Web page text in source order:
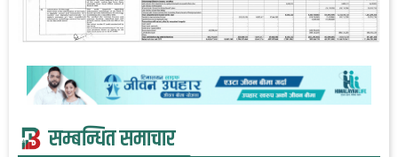
सम्बन्धित समाचार